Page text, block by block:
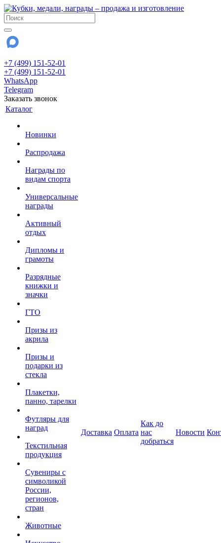
+7 (499) 151-52-01
+7 (499) 151-52-01
WhatsApp
Telegram
Заказать звонок
Каталог
Новинки
Распродажа
Награды по
видам спорта
Универсальные
награды
Активный
отдых
Дипломы и
грамоты
Разрядные
книжки и
значки
ГТО
Призы из
акрила
Призы и
подарки из
стекла
Плакетки,
панно, тарелки
Футляры для
наград
Текстильная
продукция
Сувениры с
символикой
России,
регионов,
стран
Животные
Доставка Оплата
Как до
нас
добраться
Новости